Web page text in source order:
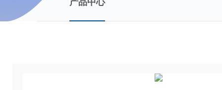
产品中心